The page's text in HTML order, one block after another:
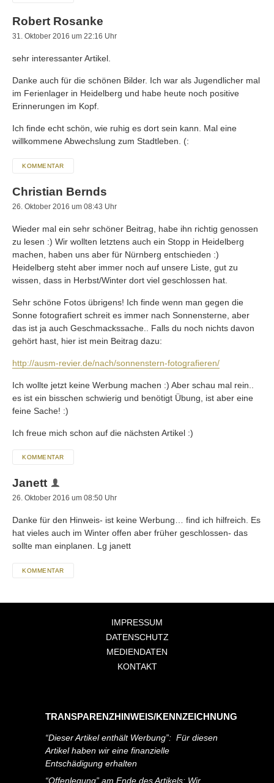
Robert Rosanke
31. Oktober 2016 um 22:16 Uhr
sehr interessanter Artikel.
Danke auch für die schönen Bilder. Ich war als Jugendlicher mal
im Ferienlager in Heidelberg und habe heute noch positive
Erinnerungen im Kopf.
Ich finde echt schön, wie ruhig es dort sein kann. Mal eine
willkommene Abwechslung zum Stadtleben. (:
KOMMENTAR
Christian Bernds
26. Oktober 2016 um 08:43 Uhr
Wieder mal ein sehr schöner Beitrag, habe ihn richtig genossen
zu lesen :) Wir wollten letztens auch ein Stopp in Heidelberg
machen, haben uns aber für Nürnberg entschieden :)
Heidelberg steht aber immer noch auf unsere Liste, gut zu
wissen, dass in Herbst/Winter dort viel geschlossen hat.
Sehr schöne Fotos übrigens! Ich finde wenn man gegen die
Sonne fotografiert schreit es immer nach Sonnensterne, aber
das ist ja auch Geschmackssache.. Falls du noch nichts davon
gehört hast, hier ist mein Beitrag dazu:
http://ausm-revier.de/nach/sonnenstern-fotografieren/
Ich wollte jetzt keine Werbung machen :) Aber schau mal rein..
es ist ein bisschen schwierig und benötigt Übung, ist aber eine
feine Sache! :)
Ich freue mich schon auf die nächsten Artikel :)
KOMMENTAR
Janett
26. Oktober 2016 um 08:50 Uhr
Danke für den Hinweis- ist keine Werbung… find ich hilfreich. Es
hat vieles auch im Winter offen aber früher geschlossen- das
sollte man einplanen. Lg janett
KOMMENTAR
IMPRESSUM
DATENSCHUTZ
MEDIENDATEN
KONTAKT
TRANSPARENZHINWEIS/KENNZEICHNUNG
“Dieser Artikel enthält Werbung”: Für diesen
Artikel haben wir eine finanzielle
Entschädigung erhalten
“Offenlegung” am Ende des Artikels: Wir